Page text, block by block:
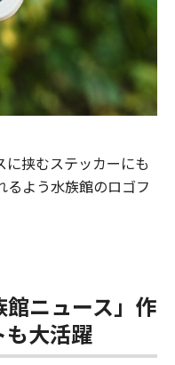
挟むステッカーにも
るよう水族館のロゴフ
ニュース」作
も大活躍